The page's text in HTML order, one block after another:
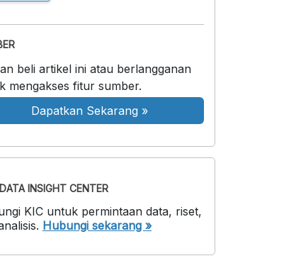
beli artikel ini atau berlangganan
mengakses fitur sumber.
Dapatkan Sekarang »
INSIGHT CENTER
KIC untuk permintaan data, riset,
Hubungi sekarang »